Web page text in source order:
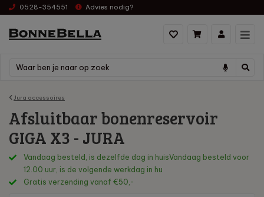
0528-354551 Advies nodig?
Jura accessoires
Afsluitbaar bonenreservoir
GIGA X3 - JURA
Vandaag besteld, is dezelfde dag in huisVandaag besteld voor
12.00 uur, is de volgende werkdag in hu
Gratis verzending vanaf €50,-